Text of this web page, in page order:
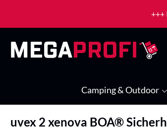
+++
Camping & Outdoor
uvex 2 xenova BOA®